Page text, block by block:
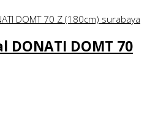
DONATI DOMT 70